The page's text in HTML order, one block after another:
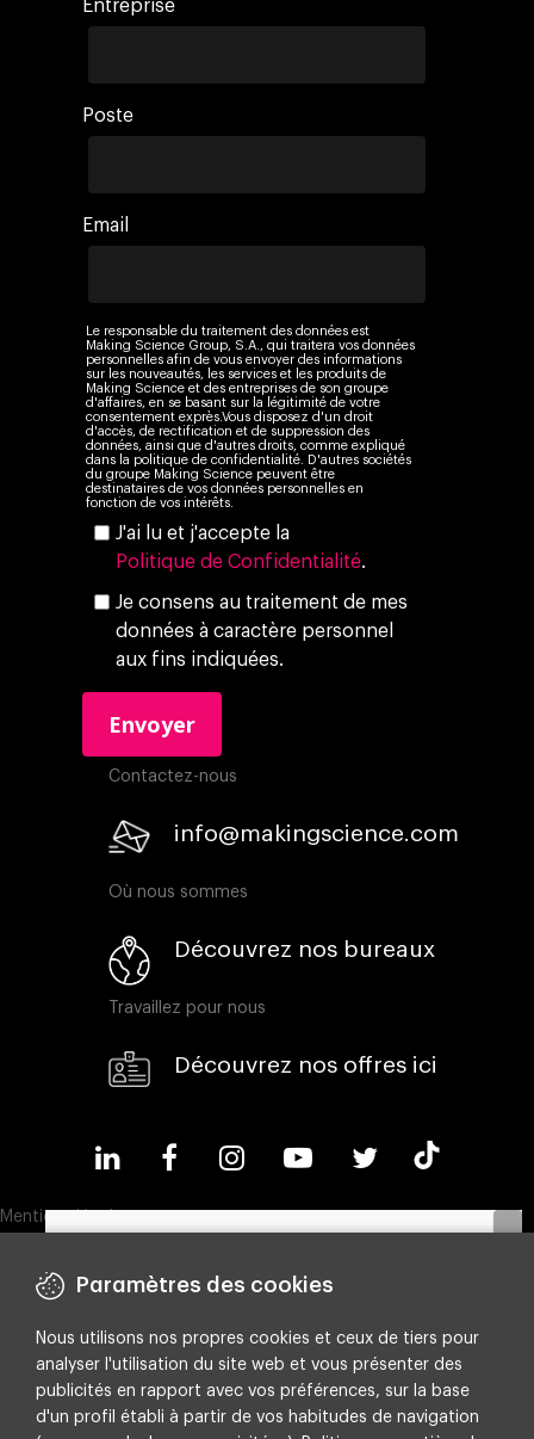
Entreprise
Poste
Email
Le responsable du traitement des données est
Making Science Group, S.A., qui traitera vos données
personnelles afin de vous envoyer des informations
sur les nouveautés, les services et les produits de
Making Science et des entreprises de son groupe
d'affaires, en se basant sur la légitimité de votre
consentement exprès.Vous disposez d'un droit
d'accès, de rectification et de suppression des
données, ainsi que d'autres droits, comme expliqué
dans la politique de confidentialité. D'autres sociétés
du groupe Making Science peuvent être
destinataires de vos données personnelles en
fonction de vos intérêts.
J'ai lu et j'accepte la
Politique de Confidentialité.
Je consens au traitement de mes
données à caractère personnel
aux fins indiquées.
Contactez-nous
info@makingscience.com
Où nous sommes
Découvrez nos bureaux
Travaillez pour nous
Découvrez nos offres ici
Mentions légales
Politique de confidentialité
Compliance & Wistleblowing
Politique ESG
Integrated policy on Information Security, Quality and Environment
Découvrez notre ebook et apprenez à
optimiser vos budgets en identifiant les leviers
les plus rentables.
Paramètres des cookies
Nous utilisons nos propres cookies et ceux de tiers pour
analyser l'utilisation du site web et vous présenter des
publicités en rapport avec vos préférences, sur la base
d'un profil établi à partir de vos habitudes de navigation